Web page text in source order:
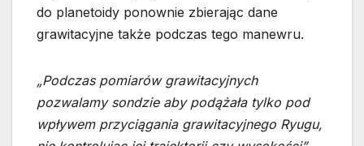
do planetoidy ponownie zbierając dane
grawitacyjne także podczas tego manewru.
„Podczas pomiarów grawitacyjnych
pozwalamy sondzie aby podążała tylko pod
wpływem przyciągania grawitacyjnego Ryugu,